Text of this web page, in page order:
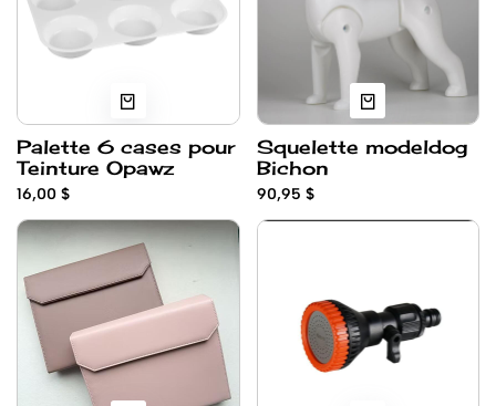
Palette 6 cases pour
Teinture Opawz
16,00 $
Squelette modeldog
Bichon
90,95 $